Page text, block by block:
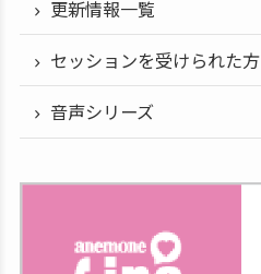
更新情報一覧
セッションを受けられた
音声シリーズ